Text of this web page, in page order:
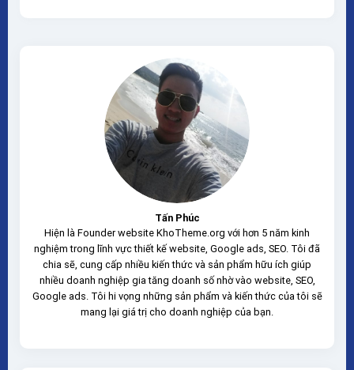
Tấn Phúc
Hiện là Founder website KhoTheme.org với hơn 5 năm kinh
nghiệm trong lĩnh vực thiết kế website, Google ads, SEO. Tôi đã
chia sẽ, cung cấp nhiều kiến thức và sản phẩm hữu ích giúp
nhiều doanh nghiệp gia tăng doanh số nhờ vào website, SEO,
Google ads. Tôi hi vọng những sản phẩm và kiến thức của tôi sẽ
mang lại giá trị cho doanh nghiệp của bạn.